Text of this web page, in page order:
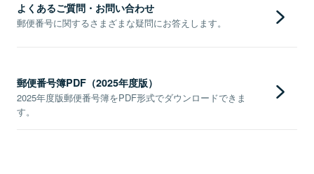
よくあるご質問・お問い合わせ
郵便番号に関するさまざまな疑問にお答えします。
郵便番号簿PDF（2025年度版）
2025年度版郵便番号簿をPDF形式でダウンロードできま
す。